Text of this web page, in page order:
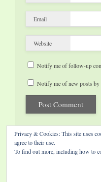
Email
Website
Notify me of follow-up
Notify me of new posts by
Privacy & Cookies: This site uses
agree to their use.
To find out more, including how to